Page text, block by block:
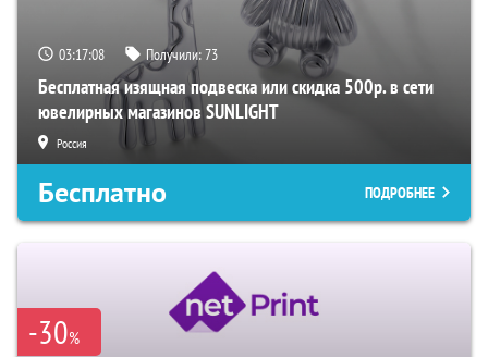
03:17:07 Получили:73
Бесплатная изящная подвеска или скидка 500р. в сети
ювелирных магазинов SUNLIGHT
Россия
Бесплатно ПОДРОБНЕЕ
-30%